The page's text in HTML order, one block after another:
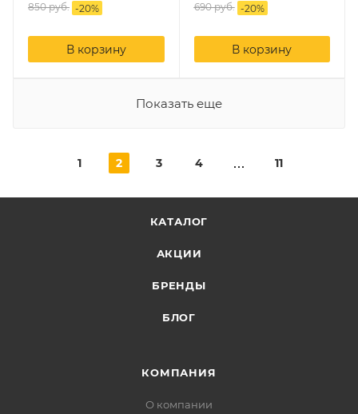
850руб. -20%
В корзину
690руб. -20%
В корзину
Показать еще
1 2 3 4 11
КАТАЛОГ
АКЦИИ
БРЕНДЫ
БЛОГ
КОМПАНИЯ
О компании